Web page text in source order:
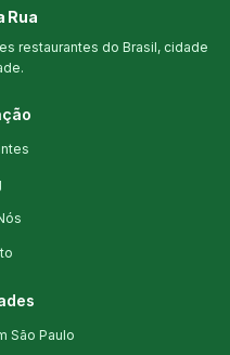
Rua
restaurantes do Brasil, cidade
São Paulo